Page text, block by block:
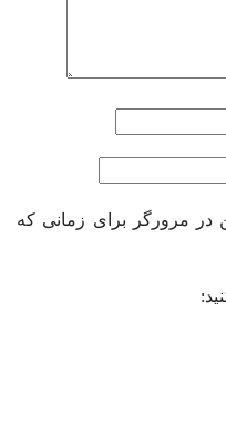
در مرورگر برای زمانی که